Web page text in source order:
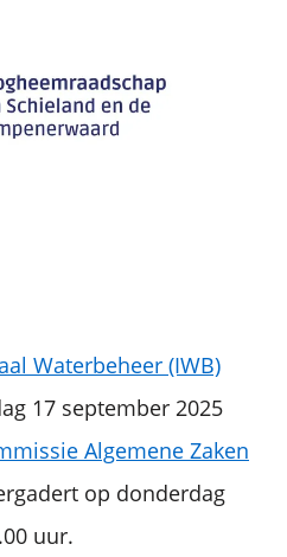
Waterbeheer (IWB)
17 september 2025
Algemene Zaken
op donderdag
uur.